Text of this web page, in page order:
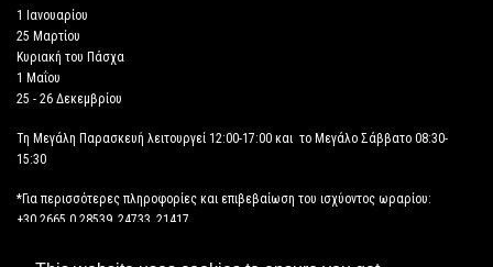
1 Ιανουαρίου
25 Μαρτίου
Κυριακή του Πάσχα
1 Μαΐου
25 - 26 Δεκεμβρίου
Τη Μεγάλη Παρασκευή λειτουργεί 12:00-17:00 και το Μεγάλο Σάββατο 08:30-
15:30
*Για περισσότερες πληροφορίες και επιβεβαίωση του ισχύοντος ωραρίου:
+30 2665 0 28539, 24733, 21417